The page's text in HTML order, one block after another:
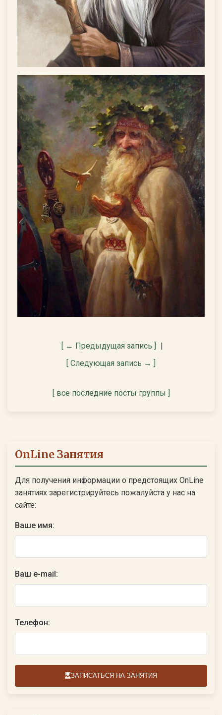
[ ← Предыдущая запись ]
|
[ Следующая запись → ]
[ все последние посты группы ]
OnLine Занятия
Для получения информации о предстоящих OnLine
занятиях зарегистрируйтесь пожалуйста у нас на
сайте:
Ваше имя:
Ваш e-mail:
Телефон:
ЗАПИСАТЬСЯ НА ЗАНЯТИЯ